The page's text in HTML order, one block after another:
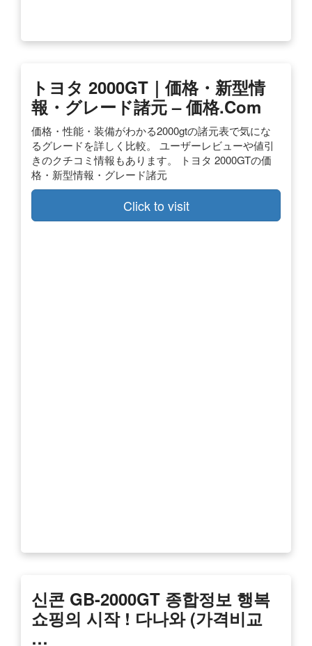
トヨタ 2000GT｜価格・新型情
報・グレード諸元 – 価格.com
価格・性能・装備がわかる2000gtの諸元表で気にな
るグレードを詳しく比較。 ユーザーレビューや値引
きのクチコミ情報もあります。 トヨタ 2000GTの価
格・新型情報・グレード諸元
Click to visit
신콘 GB-2000GT 종합정보 행복
쇼핑의 시작 ! 다나와 (가격비교
…